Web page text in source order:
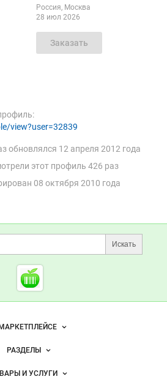
Россия Москва
28 июл 2026
Заказать
view?user=32839
обновлялся 12 апреля 2012 года
этот профиль 426 раз
08 октября 2010 года
информация
Поиск по сайту и
Искать
Cсылки на полезные
Foodretail.ru
— продукты
и контакты
рекламы
РАЗДЕЛЫ
И УСЛУГИ